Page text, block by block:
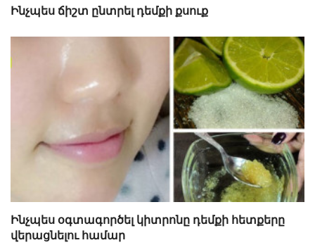
Ինչպես ճիշտ ընտրել դեմքի քսուք
Ինչպես օգտագործել կիտրոնը դեմքի հետքերը
վերացնելու համար